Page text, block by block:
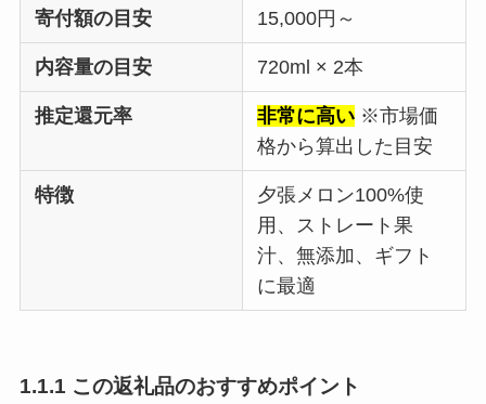
寄付額の目安 15,000円～
内容量の目安 720ml × 2本
推定還元率 非常に高い ※市場価
格から算出した目安
特徴
夕張メロン100%使
用、ストレート果
汁、無添加、ギフト
に最適
1.1.1 この返礼品のおすすめポイント